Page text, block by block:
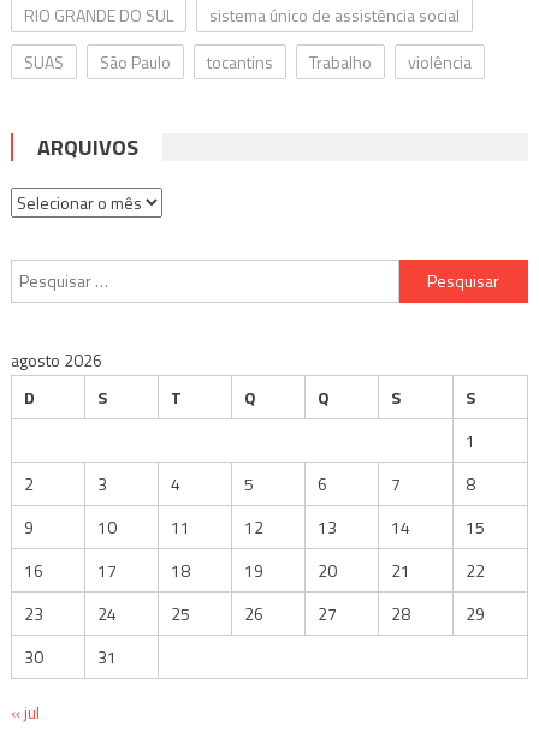
RIO GRANDE DO SUL
sistema único de assistência social
SUAS
São Paulo tocantins Trabalho violência
ARQUIVOS
Arquivos
Pesquisar
por:
agosto 2026
D
S T Q Q S
S
1
2
3 4 5 6 7
8
9
10 11 12 13 14
15
16
17 18 19 20 21
22
23
24 25 26 27 28
29
30
31
« jul